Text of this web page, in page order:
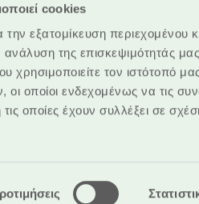
cookies
εξατομίκευση περιεχομένου
της επισκεψιμότητάς
χρησιμοποιείτε τον ιστότοπό
οι οποίοι ενδεχομένως να τις
οποίες έχουν συλλέξει σε
Παροχής Υπηρεσιών